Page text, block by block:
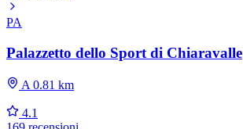
PA
Palazzetto dello Sport di Chiaravalle
A 0.81 km
4.1